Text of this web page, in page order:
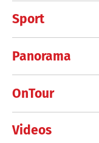
Sport
Panorama
OnTour
Videos